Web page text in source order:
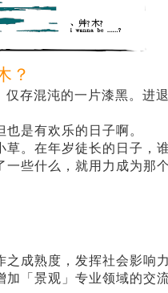
？
存混沌的一片漆黑。进
是有欢乐的日子啊。
。在年岁徒长的日子，
一些什么，就用力成为那
成熟度，发挥社会影响
「景观」专业领域的交流